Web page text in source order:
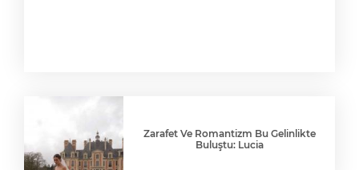
Zarafet Ve Romantizm Bu Gelinlikte
Buluştu: Lucia